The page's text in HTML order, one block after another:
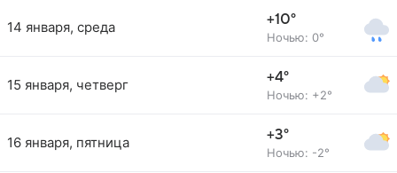
14 января, среда +10°
Ночью: 0°
15 января, четверг +4°
Ночью: +2°
16 января, пятница +3°
Ночью: -2°